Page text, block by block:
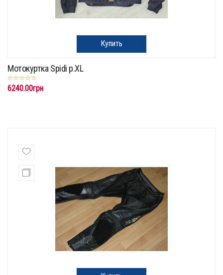
Купить
Мотокуртка Spidi p.XL
6240.00грн